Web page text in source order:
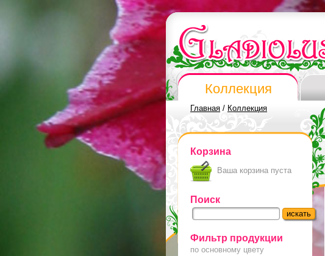
Коллекция
Главная / Коллекция
Корзина
Ваша корзина пуста
Поиск
Фильтр продукции
по основному цвету